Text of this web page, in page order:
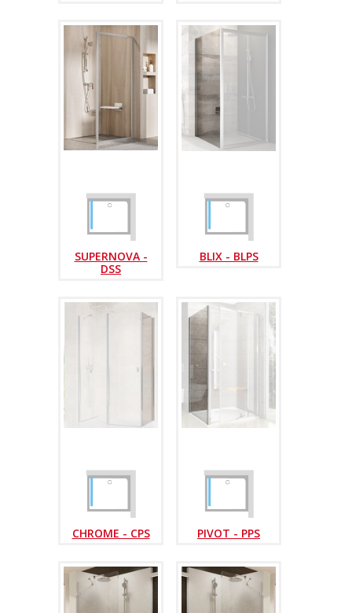
SUPERNOVA -
DSS
BLIX - BLPS
CHROME - CPS PIVOT - PPS